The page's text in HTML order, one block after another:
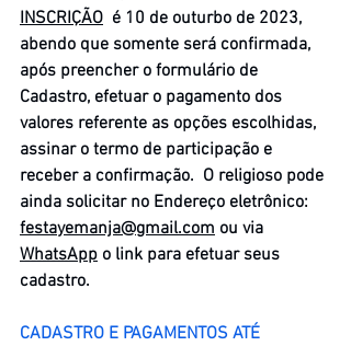
INSCRIÇÃO
  é 10 de outurbo de 2023,
abendo que somente será confirmada,
após preencher o formulário de
Cadastro, efetuar o pagamento dos
valores referente as opções escolhidas,
assinar o termo de participação e
receber a confirmação.  O religioso pode
ainda solicitar no Endereço eletrônico:
festayemanja@gmail.com ou via
WhatsApp o link para efetuar seus
cadastro.
CADASTRO E PAGAMENTOS ATÉ